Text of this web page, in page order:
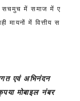
सचमुच में समाज में ए
मायनों में वित्तीय स
एवं अभिनंदन
मोबाइल नंबर